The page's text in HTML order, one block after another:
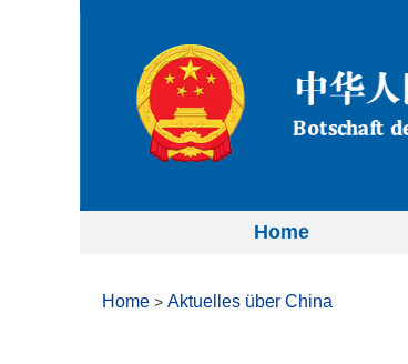
Home
Home > Aktuelles über China